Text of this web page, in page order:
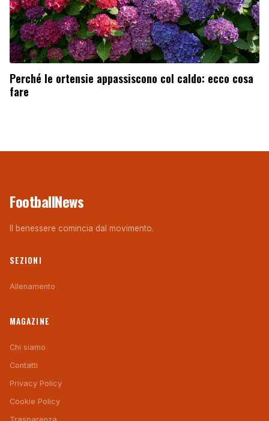
Perché le ortensie appassiscono col caldo: ecco cosa
fare
FootballNews
Il benessere comincia dal movimento.
SEZIONI
Allenamento
MAGAZINE
Chi siamo
Contatti
Privacy Policy
Cookie Policy